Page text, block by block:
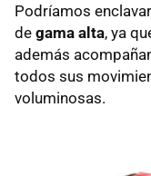
Podríamos
de gama alta, ya
además
todos sus
voluminosas.